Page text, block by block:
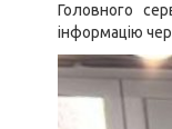
Головного
інформацію